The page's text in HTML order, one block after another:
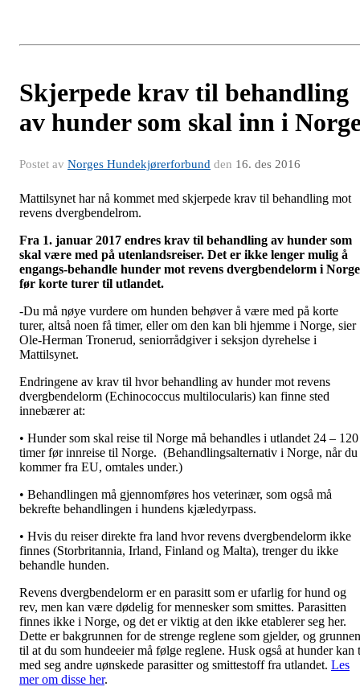
Skjerpede krav til behandling
av hunder som skal inn i
Postet av Norges Hundekjørerforbund den 16. des 2016
Mattilsynet har nå kommet med skjerpede krav til behandling mot
revens dvergbendelrom.
Fra 1. januar 2017 endres krav til behandling av hunder som
skal være med på utenlandsreiser. Det er ikke lenger mulig å
engangs-behandle hunder mot revens dvergbendelorm i Norge
før korte turer til utlandet.
-Du må nøye vurdere om hunden behøver å være med på korte
turer, altså noen få timer, eller om den kan bli hjemme i Norge, sier
Ole-Herman Tronerud, seniorrådgiver i seksjon dyrehelse i
Mattilsynet.
Endringene av krav til hvor behandling av hunder mot revens
dvergbendelorm (Echinococcus multilocularis) kan finne sted
innebærer at:
• Hunder som skal reise til Norge må behandles i utlandet 24 – 120
timer før innreise til Norge. (Behandlingsalternativ i Norge, når du
kommer fra EU, omtales under.)
• Behandlingen må gjennomføres hos veterinær, som også må
bekrefte behandlingen i hundens kjæledyrpass.
• Hvis du reiser direkte fra land hvor revens dvergbendelorm ikke
finnes (Storbritannia, Irland, Finland og Malta), trenger du ikke
behandle hunden.
Revens dvergbendelorm er en parasitt som er ufarlig for hund og
rev, men kan være dødelig for mennesker som smittes. Parasitten
finnes ikke i Norge, og det er viktig at den ikke etablerer seg her.
Dette er bakgrunnen for de strenge reglene som gjelder, og grunnen
til at du som hundeeier må følge reglene. Husk også at hunder kan
med seg andre uønskede parasitter og smittestoff fra utlandet. Les
mer om disse her.